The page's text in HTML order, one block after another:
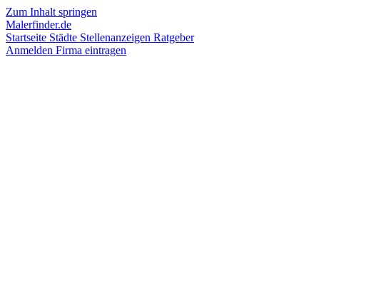
Zum Inhalt springen
Malerfinder.de
Startseite Städte Stellenanzeigen Ratgeber
Anmelden Firma eintragen